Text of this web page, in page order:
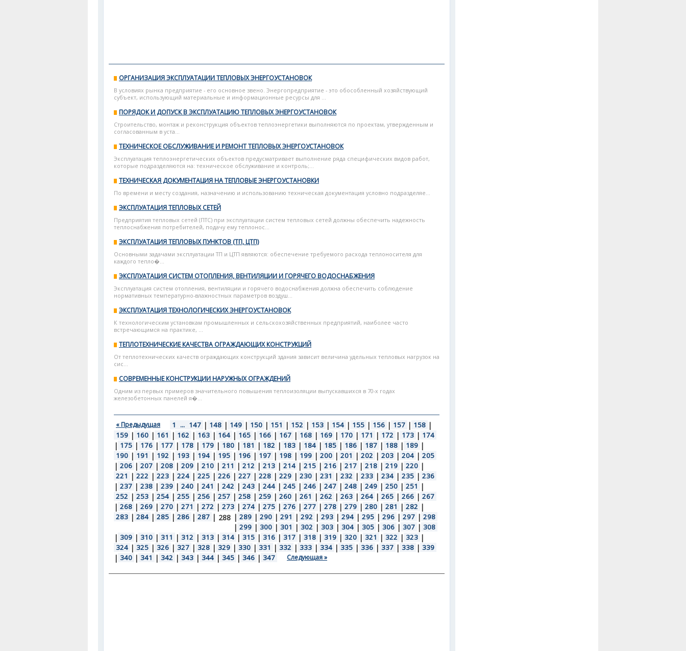
ОРГАНИЗАЦИЯ ЭКСПЛУАТАЦИИ ТЕПЛОВЫХ ЭНЕРГОУСТАНОВОК
В условиях рынка предприятие - его основное звено. Энергопредприятие - это обособленный хозяйствующий
субъект, использующий материальные и информационные ресурсы для ...
ПОРЯДОК И ДОПУСК В ЭКСПЛУАТАЦИЮ ТЕПЛОВЫХ ЭНЕРГОУСТАНОВОК
Строительство, монтаж и реконструкция объектов теплоэнергетики выполняются по проектам, утвержденным и
согласованным в уста...
ТЕХНИЧЕСКОЕ ОБСЛУЖИВАНИЕ И РЕМОНТ ТЕПЛОВЫХ ЭНЕРГОУСТАНОВОК
Эксплуатация теплоэнергетических объектов предусматривает выполнение ряда специфических видов работ,
которые подразделяются на: техническое обслуживание и контроль;...
ТЕХНИЧЕСКАЯ ДОКУМЕНТАЦИЯ НА ТЕПЛОВЫЕ ЭНЕРГОУСТАНОВКИ
По времени и месту создания, назначению и использованию техническая документация условно подразделяе...
ЭКСПЛУАТАЦИЯ ТЕПЛОВЫХ СЕТЕЙ
Предприятия тепловых сетей (ПТС) при эксплуатации систем тепловых сетей должны обеспечить надежность
теплоснабжения потребителей, подачу ему теплонос...
ЭКСПЛУАТАЦИЯ ТЕПЛОВЫХ ПУНКТОВ (ТП, ЦТП)
Основными задачами эксплуатации ТП и ЦТП являются: обеспечение требуемого расхода теплоносителя для
каждого тепло�...
ЭКСПЛУАТАЦИЯ СИСТЕМ ОТОПЛЕНИЯ, ВЕНТИЛЯЦИИ И ГОРЯЧЕГО ВОДОСНАБЖЕНИЯ
Эксплуатация систем отопления, вентиляции и горячего водоснабжения должна обеспечить соблюдение
нормативных температурно-влажностных параметров воздуш...
ЭКСПЛУАТАЦИЯ ТЕХНОЛОГИЧЕСКИХ ЭНЕРГОУСТАНОВОК
К технологическим установкам промышленных и сельскохозяйственных предприятий, наиболее часто
встречающимся на практике, ...
ТЕПЛОТЕХНИЧЕСКИЕ КАЧЕСТВА ОГРАЖДАЮЩИХ КОНСТРУКЦИЙ
От теплотехнических качеств ограждающих конструкций здания зависит величина удельных тепловых нагрузок на
сис...
СОВРЕМЕННЫЕ КОНСТРУКЦИИ НАРУЖНЫХ ОГРАЖДЕНИЙ
Одним из первых примеров значительного повышения теплоизоляции выпускавшихся в 70-х годах
железобетонных панелей я�...
« Предыдущая 1 ... 147 | 148 | 149 | 150 | 151 | 152 | 153 | 154 | 155 | 156 | 157 | 158 |
159 | 160 | 161 | 162 | 163 | 164 | 165 | 166 | 167 | 168 | 169 | 170 | 171 | 172 | 173 | 174
| 175 | 176 | 177 | 178 | 179 | 180 | 181 | 182 | 183 | 184 | 185 | 186 | 187 | 188 | 189 |
190 | 191 | 192 | 193 | 194 | 195 | 196 | 197 | 198 | 199 | 200 | 201 | 202 | 203 | 204 | 205
| 206 | 207 | 208 | 209 | 210 | 211 | 212 | 213 | 214 | 215 | 216 | 217 | 218 | 219 | 220 |
221 | 222 | 223 | 224 | 225 | 226 | 227 | 228 | 229 | 230 | 231 | 232 | 233 | 234 | 235 | 236
| 237 | 238 | 239 | 240 | 241 | 242 | 243 | 244 | 245 | 246 | 247 | 248 | 249 | 250 | 251 |
252 | 253 | 254 | 255 | 256 | 257 | 258 | 259 | 260 | 261 | 262 | 263 | 264 | 265 | 266 | 267
| 268 | 269 | 270 | 271 | 272 | 273 | 274 | 275 | 276 | 277 | 278 | 279 | 280 | 281 | 282 |
283 | 284 | 285 | 286 | 287 | 288 | 289 | 290 | 291 | 292 | 293 | 294 | 295 | 296 | 297 | 298
| 299 | 300 | 301 | 302 | 303 | 304 | 305 | 306 | 307 | 308
| 309 | 310 | 311 | 312 | 313 | 314 | 315 | 316 | 317 | 318 | 319 | 320 | 321 | 322 | 323 |
324 | 325 | 326 | 327 | 328 | 329 | 330 | 331 | 332 | 333 | 334 | 335 | 336 | 337 | 338 | 339
| 340 | 341 | 342 | 343 | 344 | 345 | 346 | 347 Следующая »